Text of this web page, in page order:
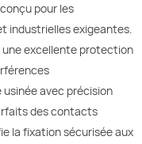
pour les
industrielles exigeantes.
excellente protection
avec précision
des contacts
la fixation sécurisée aux